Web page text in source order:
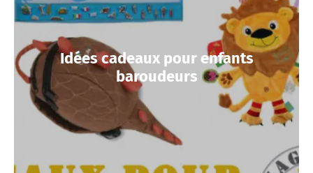
Idées cadeaux pour enfants
baroudeurs